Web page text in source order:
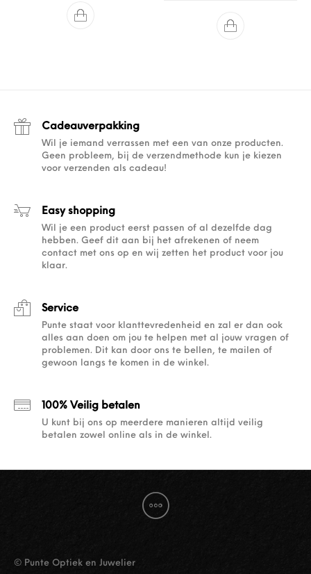
Cadeauverpakking
Wil je iemand verrassen met een van onze producten.
Geen probleem, bij de verzendmethode kun je kiezen
voor verzenden als cadeau!
Easy shopping
Wil je een product eerst passen of al dezelfde dag
hebben. Geef dit aan bij het afrekenen of neem
contact met ons op en wij zetten het product voor jou
klaar.
Service
Punte staat voor klanttevredenheid en zal er dan ook
alles aan doen om jou te helpen met al jouw vragen of
problemen. Dit kan door ons te bellen, te mailen of
gewoon langs te komen in de winkel.
100% Veilig betalen
U kunt bij ons op meerdere manieren altijd veilig
betalen zowel online als in de winkel.
© Punte Optiek en Juwelier